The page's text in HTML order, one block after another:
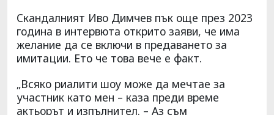
Скандалният Иво Димчев пък още през 2023
година в интервюта открито заяви, че има
желание да се включи в предаването за
имитации. Ето че това вече е факт.
„Всяко риалити шоу може да мечтае за
участник като мен – каза преди време
актьорът и изпълнител. – Аз съм